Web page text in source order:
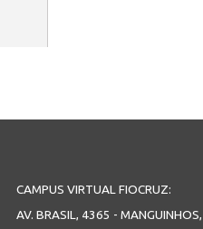
CAMPUS VIRTUAL FIOCRUZ:
AV. BRASIL, 4365 -